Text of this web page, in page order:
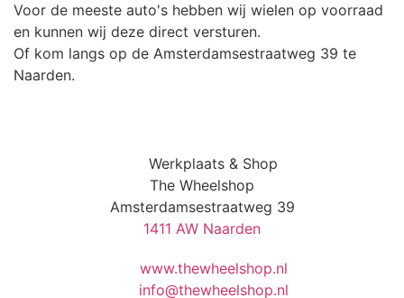
Voor de meeste auto's hebben wij wielen op voorraad
en kunnen wij deze direct versturen.
Of kom langs op de Amsterdamsestraatweg 39 te
Naarden.
Werkplaats & Shop
The Wheelshop
Amsterdamsestraatweg 39
1411 AW Naarden
www.thewheelshop.nl
info@thewheelshop.nl